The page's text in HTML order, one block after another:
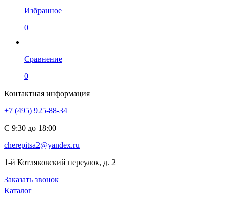
Избранное
0
Сравнение
0
Контактная информация
+7 (495) 925-88-34
С 9:30 до 18:00
cherepitsa2@yandex.ru
1-й Котляковский переулок, д. 2
Заказать звонок
Каталог